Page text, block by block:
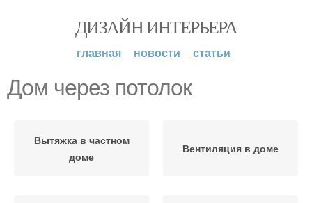
ДИЗАЙН ИНТЕРЬЕРА
главная новости статьи
Дом через потолок
Вытяжка в частном
доме
Вентиляция в доме